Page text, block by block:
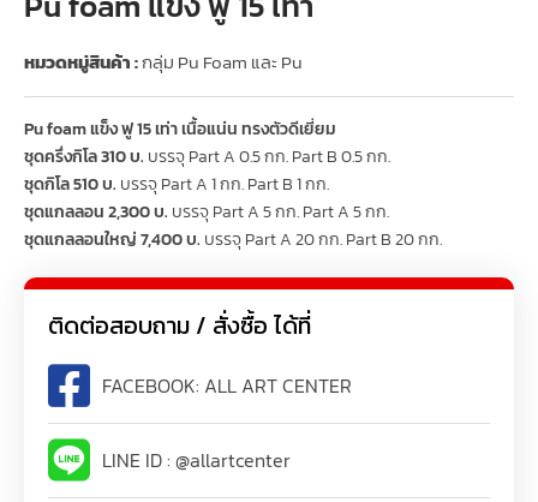
หมวดหมู่สินค้า :กลุ่ม Pu Foam และ Pu
Pu foam แข็ง ฟู 15 เท่า เนื้อแน่น ทรงตัวดีเยี่ยม
ชุดครึ่งกิโล 310 บ. บรรจุ Part A 0.5 กก. Part B 0.5 กก.
ชุดกิโล 510 บ. บรรจุ Part A 1 กก. Part B 1 กก.
ชุดแกลลอน 2,300 บ. บรรจุ Part A 5 กก. Part A 5 กก.
ชุดแกลลอนใหญ่ 7,400 บ. บรรจุ Part A 20 กก. Part B 20 กก.
ติดต่อสอบถาม / สั่งซื้อ ได้ที่
FACEBOOK: ALL ART CENTER
LINE ID : @allartcenter